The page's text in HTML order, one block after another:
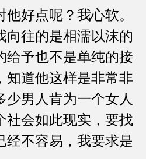
好点呢？我心软。
向往的是相濡以沫的
给予也不是单纯的接
知道他这样是非常非
少男人肯为一个女人
社会如此现实，要找
经不容易，我要求是